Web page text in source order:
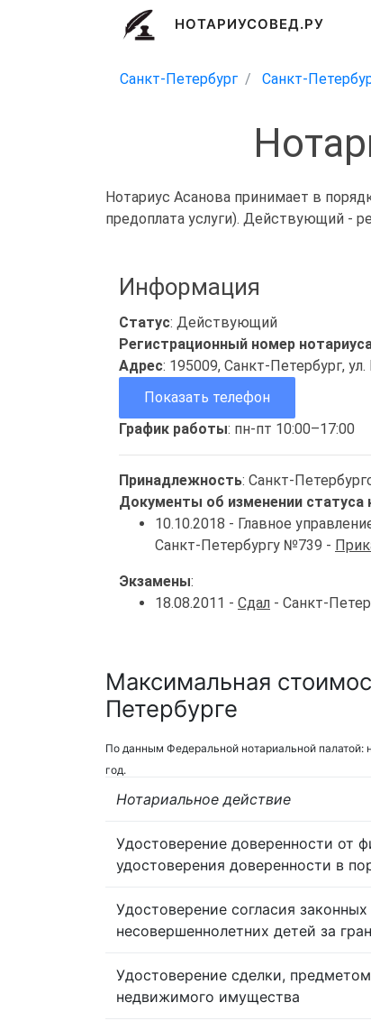
НОТАРИУСОВЕД.РУ
Санкт-Петербург Санкт-
Нотариус Асанова принимает в
предоплата услуги). Действующий -
Информация
Статус: Действующий
Регистрационный номер
Адрес: 195009, Санкт-Петербург,
Показать телефон
График работы: пн-пт 10:00–17:00
Принадлежность: Санкт-
Документы об изменении статуса
10.10.2018 - Главное
Санкт-Петербургу №739 -
Экзамены:
18.08.2011 - Сдал - Санкт-
Максимальная
Петербурге
По данным Федеральной нотариальной палатой:
год.
Нотариальное действие
Удостоверение доверенности от
удостоверения доверенности в
Удостоверение согласия
несовершеннолетних детей за
Удостоверение сделки,
недвижимого имущества